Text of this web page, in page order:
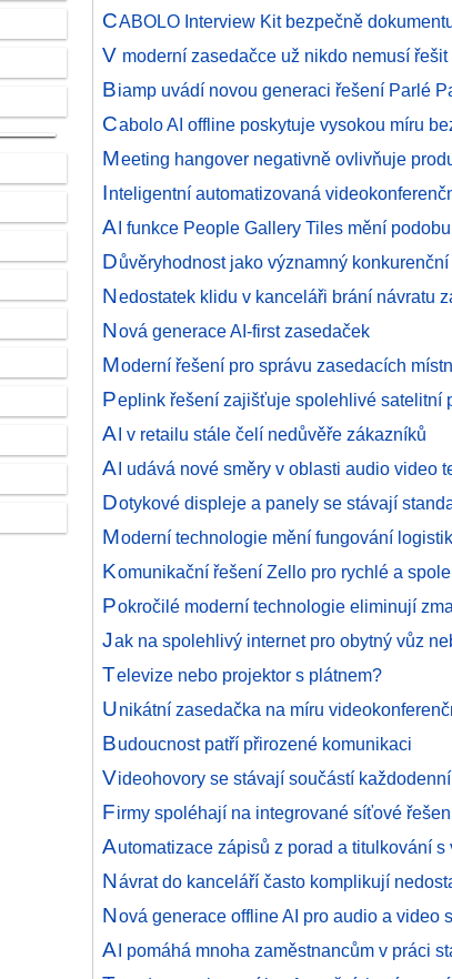
CABOLO Interview Kit bezpečně
V moderní zasedačce už nikdo nemusí řešit
Biamp uvádí novou generaci řešení Parlé
Cabolo AI offline poskytuje vysokou míru
Meeting hangover negativně ovlivňuje
Inteligentní automatizovaná
AI funkce People Gallery Tiles mění
Důvěryhodnost jako významný
Nedostatek klidu v kanceláři brání návratu
Nová generace AI-first zasedaček
Moderní řešení pro správu zasedacích
Peplink řešení zajišťuje spolehlivé satelitní
AI v retailu stále čelí nedůvěře zákazníků
AI udává nové směry v oblasti audio video
Dotykové displeje a panely se stávají
Moderní technologie mění fungování
Komunikační řešení Zello pro rychlé a
Pokročilé moderní technologie eliminují
Jak na spolehlivý internet pro obytný vůz
Televize nebo projektor s plátnem?
Unikátní zasedačka na míru
Budoucnost patří přirozené komunikaci
Videohovory se stávají součástí
Firmy spoléhají na integrované síťové
Automatizace zápisů z porad a titulkování s
Návrat do kanceláří často komplikují
Nová generace offline AI pro audio a video
AI pomáhá mnoha zaměstnancům v práci